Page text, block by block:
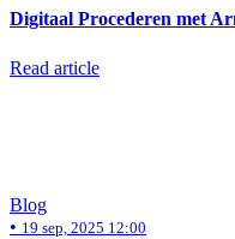
Digitaal Procederen met
Read article
Blog
• 19 sep, 2025 12:00